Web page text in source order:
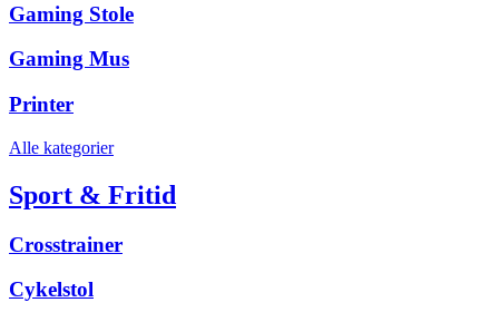
Gaming Stole
Gaming Mus
Printer
Alle kategorier
Sport & Fritid
Crosstrainer
Cykelstol